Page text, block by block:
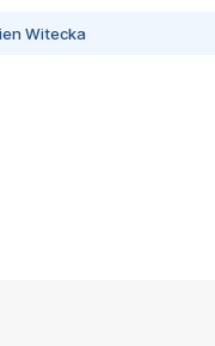
Witecka